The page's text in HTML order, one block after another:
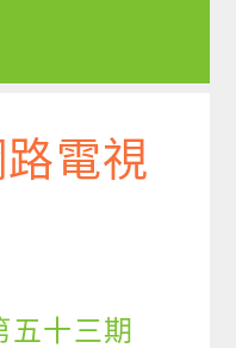
電視
五十三期